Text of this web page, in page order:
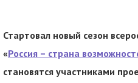
Стартовал новый сезон
«Россия – страна
становятся участниками